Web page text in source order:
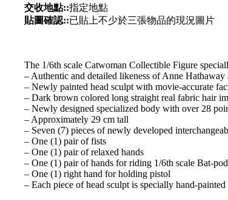
交收地點::指定地點
貼圖確認::已貼上不少於三張物品的現況圖片
The 1/6th scale Catwoman Collectible Figure
– Authentic and detailed likeness of Anne
– Newly painted head sculpt with movie-accurate
– Dark brown colored long straight real fabric hair
– Newly designed specialized body with over 28
– Approximately 29 cm tall
– Seven (7) pieces of newly developed
– One (1) pair of fists
– One (1) pair of relaxed hands
– One (1) pair of hands for riding 1/6th scale Bat-
– One (1) right hand for holding pistol
– Each piece of head sculpt is specially hand-painted